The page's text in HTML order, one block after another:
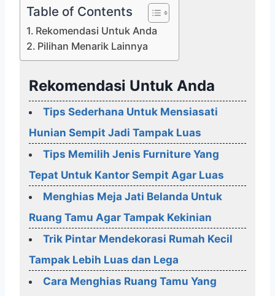
Table of Contents
Rekomendasi Untuk Anda
Pilihan Menarik Lainnya
Rekomendasi Untuk Anda
Tips Sederhana Untuk Mensiasati
Hunian Sempit Jadi Tampak Luas
Tips Memilih Jenis Furniture Yang
Tepat Untuk Kantor Sempit Agar Luas
Menghias Meja Jati Belanda Untuk
Ruang Tamu Agar Tampak Kekinian
Trik Pintar Mendekorasi Rumah Kecil
Tampak Lebih Luas dan Lega
Cara Menghias Ruang Tamu Yang